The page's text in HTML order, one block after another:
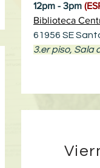
12pm - 3pm
Biblioteca
61956 SE
3.er piso, Sala